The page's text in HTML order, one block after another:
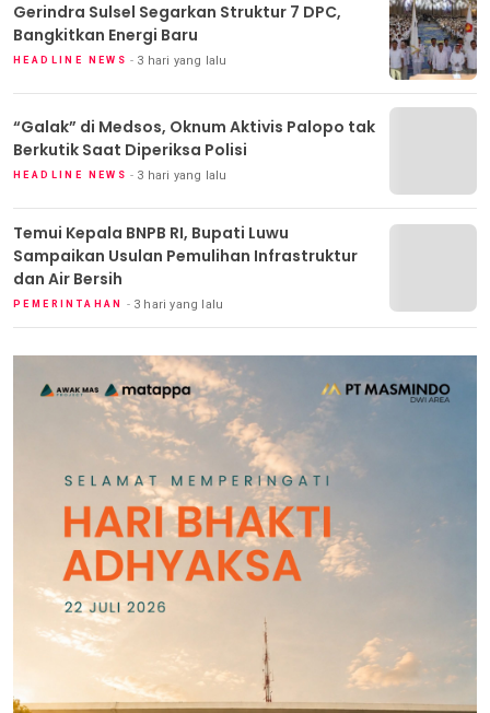
Gerindra Sulsel Segarkan Struktur 7 DPC,
Bangkitkan Energi Baru
HEADLINE NEWS 3 hari yang lalu
“Galak” di Medsos, Oknum Aktivis Palopo tak
Berkutik Saat Diperiksa Polisi
HEADLINE NEWS 3 hari yang lalu
Temui Kepala BNPB RI, Bupati Luwu
Sampaikan Usulan Pemulihan Infrastruktur
dan Air Bersih
PEMERINTAHAN 3 hari yang lalu